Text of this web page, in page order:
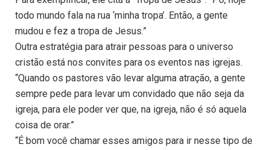
todo mundo fala na rua ‘minha tropa’. Então, a gente
mudou e fez a tropa de Jesus.”
Outra estratégia para atrair pessoas para o universo
cristão está nos convites para os eventos nas igrejas.
“Quando os pastores vão levar alguma atração, a gente
sempre pede para levar um convidado que não seja da
igreja, para ele poder ver que, na igreja, não é só aquela
coisa de orar.”
“É bom você chamar esses amigos para ir nesse tipo de